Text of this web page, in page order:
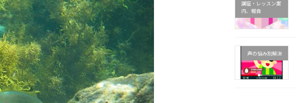
講座・レッスン案
内、報告
声の悩み別解決